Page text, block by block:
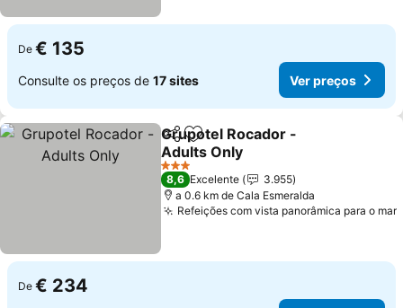
De € 135
Consulte os preços de 17 sites Ver preços
PartilharAdicionar aos favoritos
Grupotel Rocador -
Adults Only
3 Estrelas
8,6 Excelente
3.955
a 0.6 km de Cala Esmeralda
Refeições com vista panorâmica para o mar
De € 234